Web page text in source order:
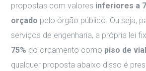
propostas com valores inferiores a
orçado pelo órgão público. Ou seja,
serviços de engenharia, a própria lei
75% do orçamento como piso de
qualquer proposta abaixo disso é